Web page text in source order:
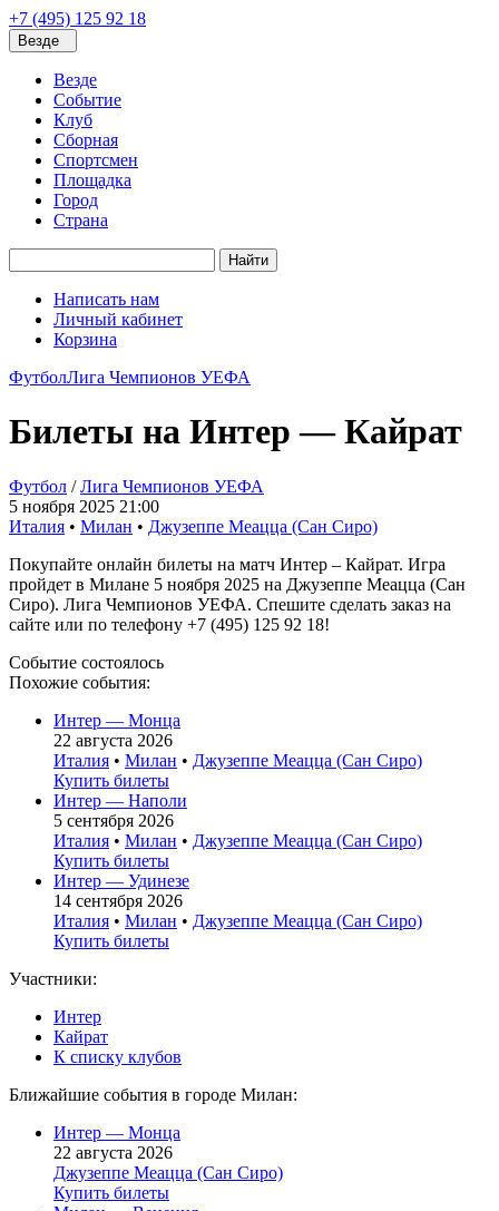
+7 (495) 125 92 18
Везде
Везде
Событие
Клуб
Сборная
Спортсмен
Площадка
Город
Страна
Найти
Написать нам
Личный кабинет
Корзина
ФутболЛига Чемпионов УЕФА
Билеты на Интер — Кайрат
Футбол /Лига Чемпионов УЕФА
5 ноября 2025 21:00
Италия • Милан • Джузеппе Меацца (Сан Сиро)
Покупайте онлайн билеты на матч Интер – Кайрат. Игра
пройдет в Милане 5 ноября 2025 на Джузеппе Меацца (Сан
Сиро). Лига Чемпионов УЕФА. Спешите сделать заказ на
сайте или по телефону +7 (495) 125 92 18!
Событие состоялось
Похожие события:
Интер — Монца
22 августа 2026
Италия • Милан • Джузеппе Меацца (Сан Сиро)
Купить билеты
Интер — Наполи
5 сентября 2026
Италия • Милан • Джузеппе Меацца (Сан Сиро)
Купить билеты
Интер — Удинезе
14 сентября 2026
Италия • Милан • Джузеппе Меацца (Сан Сиро)
Купить билеты
Участники:
Интер
Кайрат
К списку клубов
Ближайшие события в городе Милан:
Интер — Монца
22 августа 2026
Джузеппе Меацца (Сан Сиро)
Купить билеты